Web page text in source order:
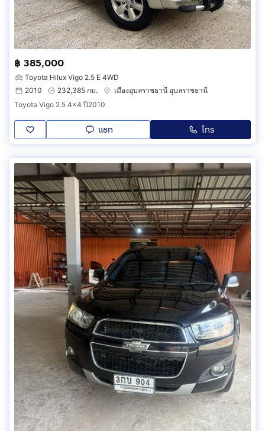
฿ 385,000
Toyota Hilux Vigo 2.5 E 4WD
2010
232,385 กม.
เมืองอุบลราชธานี อุบลราชธานี
Toyota Vigo 2.5 4x4 ปี2010
แชท โทร